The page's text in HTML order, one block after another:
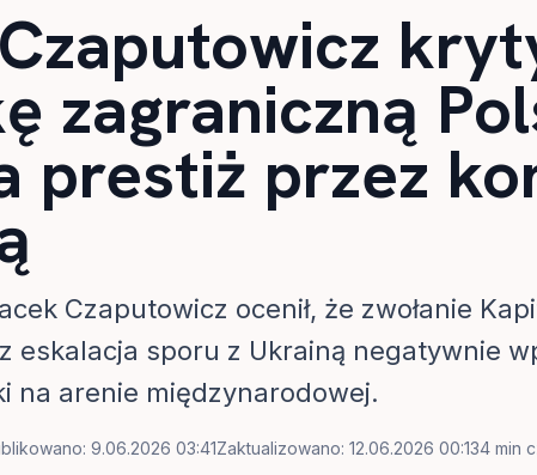
zagraniczną
prestiż przez
Czaputowicz ocenił, że zwołanie
eskalacja sporu z Ukrainą negatywnie
na arenie międzynarodowej.
9.06.2026 03:41Zaktualizowano: 12.06.2026 00:134 min